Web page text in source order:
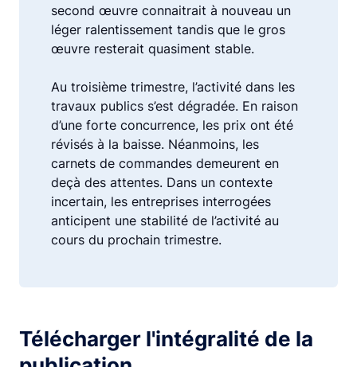
second œuvre connaitrait à nouveau un
léger ralentissement tandis que le gros
œuvre resterait quasiment stable.
Au troisième trimestre, l’activité dans les
travaux publics s’est dégradée. En raison
d’une forte concurrence, les prix ont été
révisés à la baisse. Néanmoins, les
carnets de commandes demeurent en
deçà des attentes. Dans un contexte
incertain, les entreprises interrogées
anticipent une stabilité de l’activité au
cours du prochain trimestre.
Télécharger l'intégralité de la